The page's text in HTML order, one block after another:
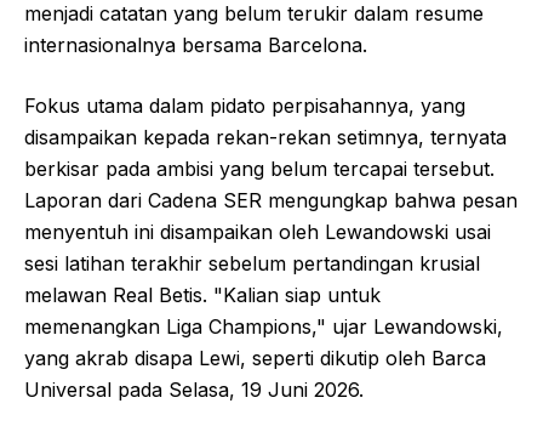
menjadi catatan yang belum terukir dalam resume
internasionalnya bersama Barcelona.
Fokus utama dalam pidato perpisahannya, yang
disampaikan kepada rekan-rekan setimnya, ternyata
berkisar pada ambisi yang belum tercapai tersebut.
Laporan dari Cadena SER mengungkap bahwa pesan
menyentuh ini disampaikan oleh Lewandowski usai
sesi latihan terakhir sebelum pertandingan krusial
melawan Real Betis. "Kalian siap untuk
memenangkan Liga Champions," ujar Lewandowski,
yang akrab disapa Lewi, seperti dikutip oleh Barca
Universal pada Selasa, 19 Juni 2026.